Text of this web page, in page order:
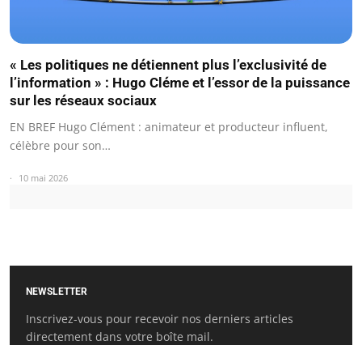
« Les politiques ne détiennent plus l’exclusivité de
l’information » : Hugo Cléme et l’essor de la puissance
sur les réseaux sociaux
EN BREF Hugo Clément : animateur et producteur influent,
célèbre pour son…
10 mai 2026
NEWSLETTER
Inscrivez-vous pour recevoir nos derniers articles
directement dans votre boîte mail.